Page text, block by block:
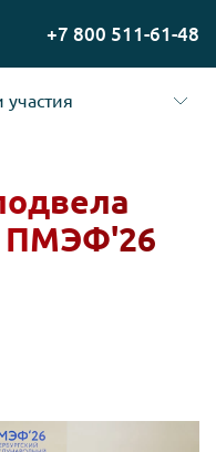
+7 800 511-61-48
ПМЭФ'26